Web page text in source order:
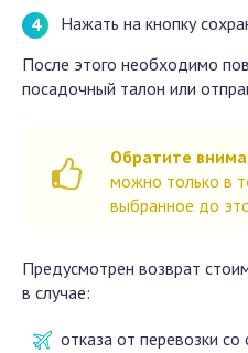
Нажать на кнопку
После этого необходимо
посадочный талон или
Обратите
можно только в
выбранное до
Предусмотрен возврат
в случае:
отказа от перевозки